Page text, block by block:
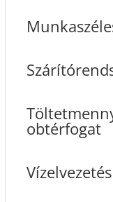
obtérfogat
Vízelvezetés